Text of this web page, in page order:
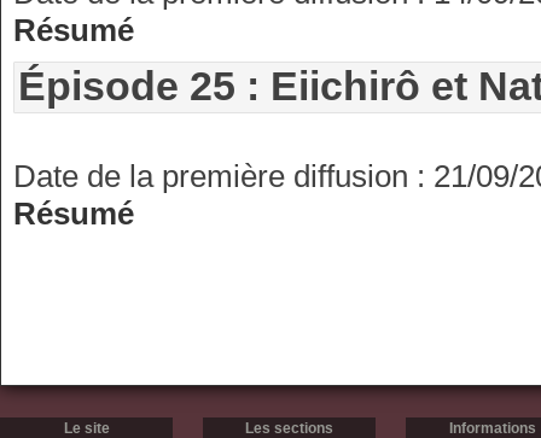
Résumé
Épisode 25 : Eiichirô et
Date de la première diffusion : 21/09/
Résumé
Le site
Les sections
Informations